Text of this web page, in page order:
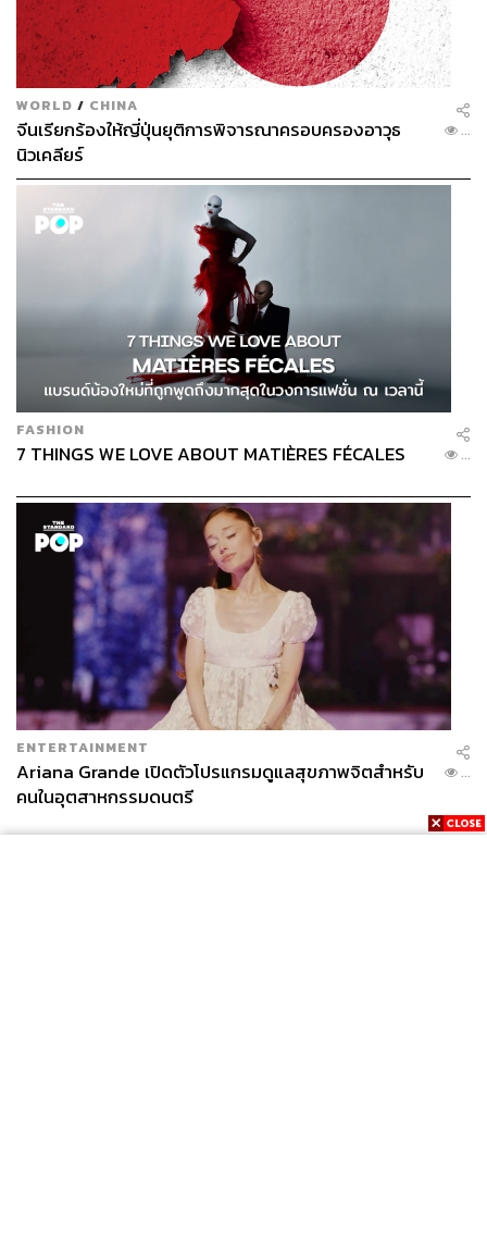
WORLD / CHINA
จีนเรียกร้องให้ญี่ปุ่นยุติการพิจารณาครอบครองอาวุธ
นิวเคลียร์
...
FASHION
7 THINGS WE LOVE ABOUT MATIÈRES FÉCALES ...
ENTERTAINMENT
Ariana Grande เปิดตัวโปรแกรมดูแลสุขภาพจิตสำหรับ
คนในอุตสาหกรรมดนตรี
...